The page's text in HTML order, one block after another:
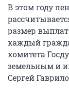
В этом году
размер
каждый
комитета
земельным и
Сергей